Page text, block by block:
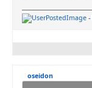
-
oseidon